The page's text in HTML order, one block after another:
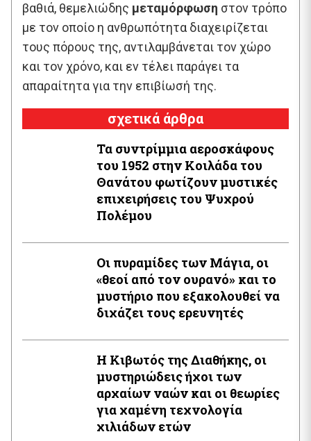
βαθιά, θεμελιώδης μεταμόρφωση στον τρόπο
με τον οποίο η ανθρωπότητα διαχειρίζεται
τους πόρους της, αντιλαμβάνεται τον χώρο
και τον χρόνο, και εν τέλει παράγει τα
απαραίτητα για την επιβίωσή της.
σχετικά άρθρα
Τα συντρίμμια αεροσκάφους
του 1952 στην Κοιλάδα του
Θανάτου φωτίζουν μυστικές
επιχειρήσεις του Ψυχρού
Πολέμου
Οι πυραμίδες των Μάγια, οι
«θεοί από τον ουρανό» και το
μυστήριο που εξακολουθεί να
διχάζει τους ερευνητές
Η Κιβωτός της Διαθήκης, οι
μυστηριώδεις ήχοι των
αρχαίων ναών και οι θεωρίες
για χαμένη τεχνολογία
χιλιάδων ετών